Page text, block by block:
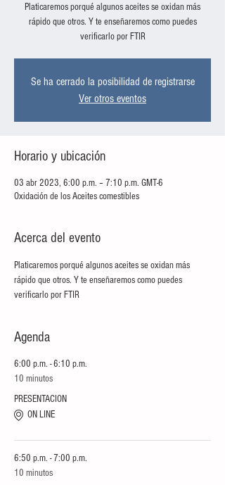
Platicaremos porqué algunos aceites se oxidan más
rápido que otros. Y te enseñaremos como puedes
verificarlo por FTIR
Se ha cerrado la posibilidad de registrarse
Ver otros eventos
Horario y ubicación
03 abr 2023, 6:00 p.m. – 7:10 p.m. GMT-6
Oxidación de los Aceites comestibles
Acerca del evento
Platicaremos porqué algunos aceites se oxidan más
rápido que otros. Y te enseñaremos como puedes
verificarlo por FTIR
Agenda
6:00 p.m. - 6:10 p.m.
10 minutos
PRESENTACION
ON LINE
6:50 p.m. - 7:00 p.m.
10 minutos